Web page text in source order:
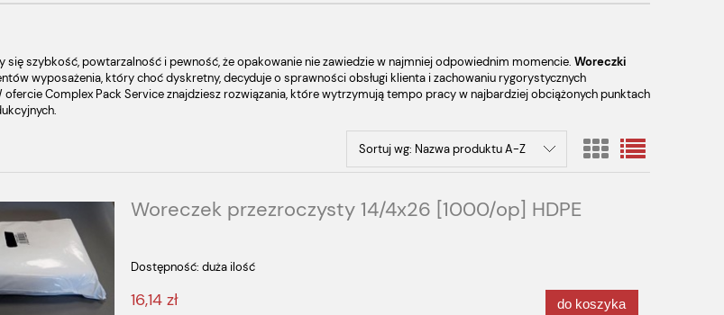
się szybkość, powtarzalność i pewność, że opakowanie nie zawiedzie w najmniej odpowiednim momencie. Woreczki
wyposażenia, który choć dyskretny, decyduje o sprawności obsługi klienta i zachowaniu rygorystycznych
Complex Pack Service znajdziesz rozwiązania, które wytrzymują tempo pracy w najbardziej obciążonych punktach
Sortuj wg: Nazwa produktu A-Z
Woreczek przezroczysty 14/4x26 [1000/op] HDPE
Dostępność: duża ilość
16,14 zł do koszyka